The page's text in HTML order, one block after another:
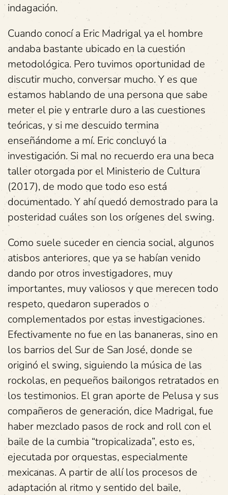
indagación.
Cuando conocí a Eric Madrigal ya el hombre
andaba bastante ubicado en la cuestión
metodológica. Pero tuvimos oportunidad de
discutir mucho, conversar mucho. Y es que
estamos hablando de una persona que sabe
meter el pie y entrarle duro a las cuestiones
teóricas, y si me descuido termina
enseñándome a mí. Eric concluyó la
investigación. Si mal no recuerdo era una beca
taller otorgada por el Ministerio de Cultura
(2017), de modo que todo eso está
documentado. Y ahí quedó demostrado para la
posteridad cuáles son los orígenes del swing.
Como suele suceder en ciencia social, algunos
atisbos anteriores, que ya se habían venido
dando por otros investigadores, muy
importantes, muy valiosos y que merecen todo
respeto, quedaron superados o
complementados por estas investigaciones.
Efectivamente no fue en las bananeras, sino en
los barrios del Sur de San José, donde se
originó el swing, siguiendo la música de las
rockolas, en pequeños bailongos retratados en
los testimonios. El gran aporte de Pelusa y sus
compañeros de generación, dice Madrigal, fue
haber mezclado pasos de rock and roll con el
baile de la cumbia “tropicalizada”, esto es,
ejecutada por orquestas, especialmente
mexicanas. A partir de allí los procesos de
adaptación al ritmo y sentido del baile,